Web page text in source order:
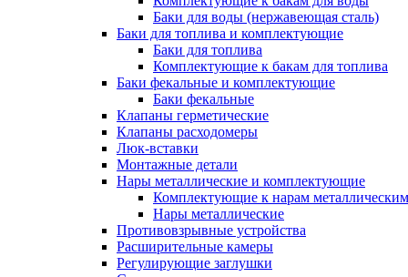
Баки для воды (нержавеющая сталь)
Баки для топлива и комплектующие
Баки для топлива
Комплектующие к бакам для топлива
Баки фекальные и комплектующие
Баки фекальные
Клапаны герметические
Клапаны расходомеры
Люк-вставки
Монтажные детали
Нары металлические и комплектующие
Комплектующие к нарам металлическим
Нары металлические
Противовзрывные устройства
Расширительные камеры
Регулирующие заглушки